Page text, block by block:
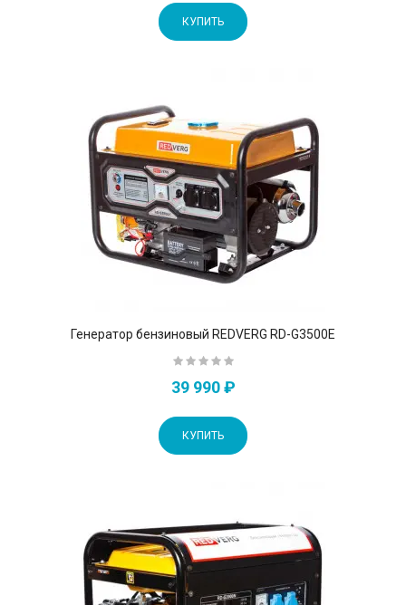
КУПИТЬ
Генератор бензиновый REDVERG RD-G3500E
39 990 ₽
КУПИТЬ